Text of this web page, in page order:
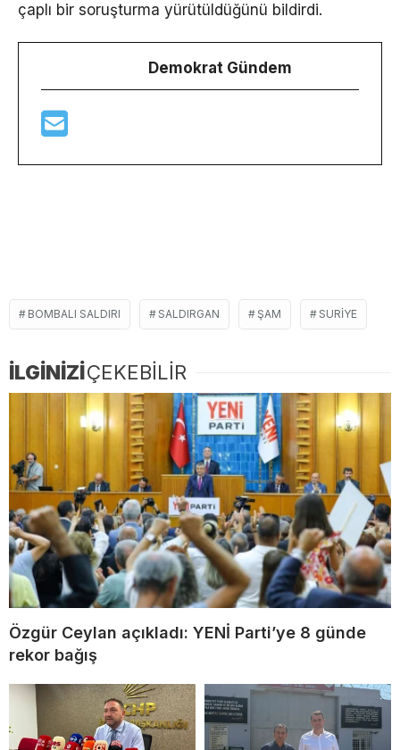
çaplı bir soruşturma yürütüldüğünü bildirdi.
Demokrat Gündem
BOMBALI SALDIRI SALDIRGAN ŞAM SURIYE
İLGİNİZİÇEKEBİLİR
Özgür Ceylan açıkladı: YENİ Parti’ye 8 günde
rekor bağış